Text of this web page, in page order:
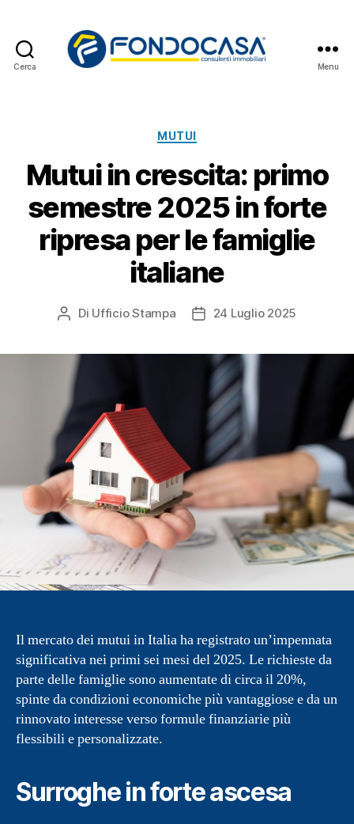
Cerca Menu
Categorie
MUTUI
Mutui in crescita: primo
semestre 2025 in forte
ripresa per le famiglie
italiane
Autore
Di Ufficio Stampa
Data24 Luglio 2025
Il mercato dei mutui in Italia ha registrato un’impennata
significativa nei primi sei mesi del 2025. Le richieste da
parte delle famiglie sono aumentate di circa il 20%,
spinte da condizioni economiche più vantaggiose e da un
rinnovato interesse verso formule finanziarie più
flessibili e personalizzate.
Surroghe in forte ascesa